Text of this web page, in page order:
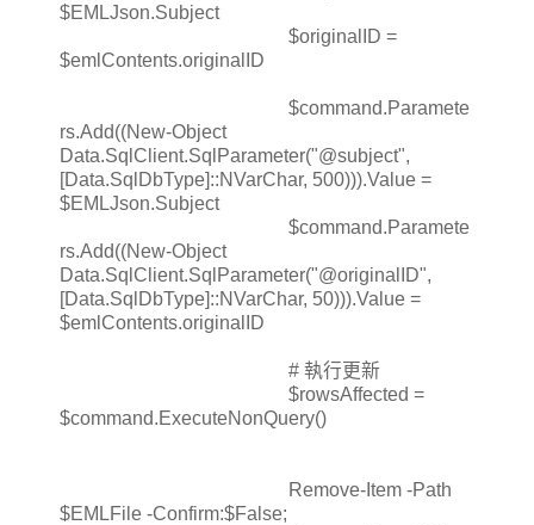
$EMLJson.Subject
$originalID =
$emlContents.originalID
$command.Paramete
rs.Add((New-Object
Data.SqlClient.SqlParameter("@subject",
[Data.SqlDbType]::NVarChar, 500))).Value =
$EMLJson.Subject
$command.Paramete
rs.Add((New-Object
Data.SqlClient.SqlParameter("@originalID",
[Data.SqlDbType]::NVarChar, 50))).Value =
$emlContents.originalID
# 執行更新
$rowsAffected =
$command.ExecuteNonQuery()
Remove-Item -Path
$EMLFile -Confirm:$False;